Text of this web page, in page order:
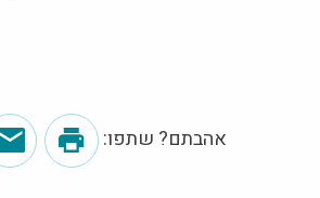
אהבתם? שתפו: